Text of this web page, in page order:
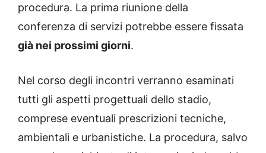
procedura. La prima riunione della
conferenza di servizi potrebbe essere fissata
già nei prossimi giorni.
Nel corso degli incontri verranno esaminati
tutti gli aspetti progettuali dello stadio,
comprese eventuali prescrizioni tecniche,
ambientali e urbanistiche. La procedura, salvo